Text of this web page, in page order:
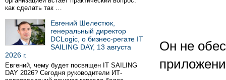
как сделать так …
Евгений Шелестюк,
генеральный директор
DCLogic, о бизнес-регате IT
SAILING DAY, 13 августа
2026 г.
Евгений, чему будет посвящен IT SAILING
DAY 2026? Сегодня руководители ИТ-
Он не